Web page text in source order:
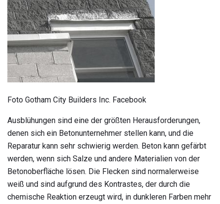
Foto Gotham City Builders Inc. Facebook
Ausblühungen sind eine der größten Herausforderungen,
denen sich ein Betonunternehmer stellen kann, und die
Reparatur kann sehr schwierig werden. Beton kann gefärbt
werden, wenn sich Salze und andere Materialien von der
Betonoberfläche lösen. Die Flecken sind normalerweise
weiß und sind aufgrund des Kontrastes, der durch die
chemische Reaktion erzeugt wird, in dunkleren Farben mehr